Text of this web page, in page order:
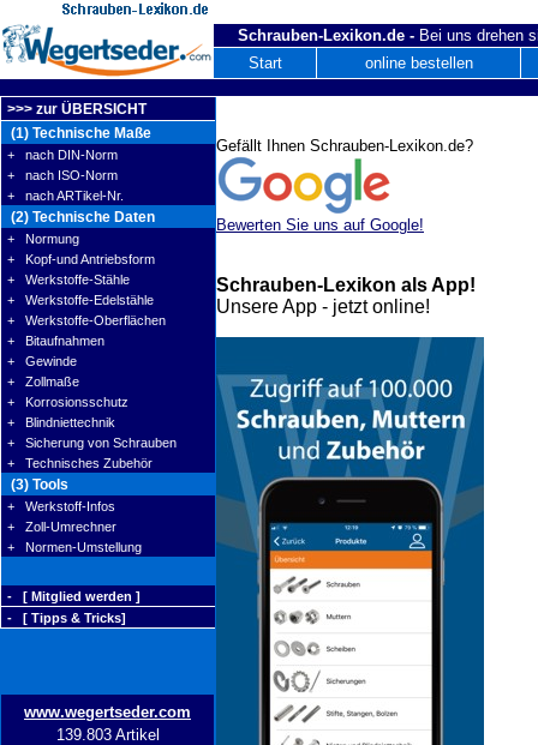
Schrauben-Lexikon.de - Bei uns drehen
Start
online bestellen
>>> zur ÜBERSICHT
(1) Technische Maße
+ nach DIN-Norm
+ nach ISO-Norm
+ nach ARTikel-Nr.
(2) Technische Daten
+ Normung
+ Kopf-und Antriebsform
+ Werkstoffe-Stähle
+ Werkstoffe-Edelstähle
+ Werkstoffe-Oberflächen
+ Bitaufnahmen
+ Gewinde
+ Zollmaße
+ Korrosionsschutz
+ Blindniettechnik
+ Sicherung von Schrauben
+ Technisches Zubehör
(3) Tools
+ Werkstoff-Infos
+ Zoll-Umrechner
+ Normen-Umstellung
- [ Mitglied werden ]
- [ Tipps & Tricks]
www.wegertseder.com
139.803 Artikel
Gefällt Ihnen Schrauben-Lexikon.de?
Bewerten Sie uns auf Google!
Schrauben-Lexikon als App!
Unsere App - jetzt online!